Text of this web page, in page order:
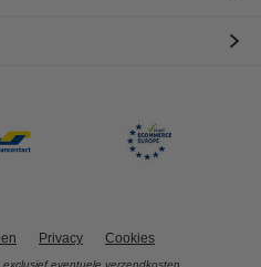
Privacy Cookies
eventuele verzendkosten.